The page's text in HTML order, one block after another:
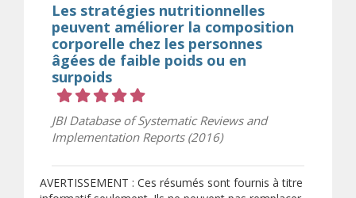
Les stratégies nutritionnelles
peuvent améliorer la composition
corporelle chez les personnes
âgées de faible poids ou en
surpoids
JBI Database of Systematic Reviews and
Implementation Reports (2016)
AVERTISSEMENT : Ces résumés sont fournis à titre